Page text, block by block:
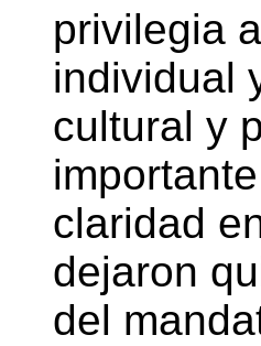
privilegia
individual
cultural y
claridad
dejaron
del